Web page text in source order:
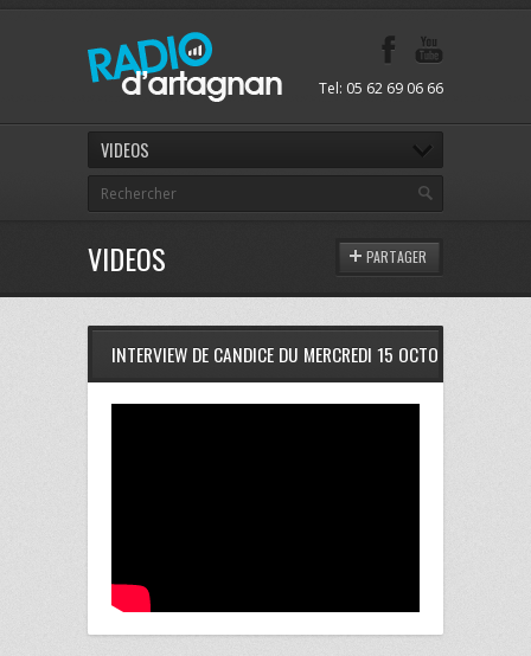
Tel: 05 62 69 06 66
VIDEOS
VIDEOS PARTAGER
INTERVIEW DE CANDICE DU MERCREDI 15 OCTOBRE 2014 A